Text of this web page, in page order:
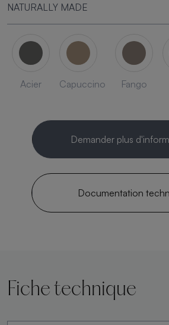
NATURALLY MADE
Acier Capuccino Fango
Demander plus
Documentation
Fiche technique